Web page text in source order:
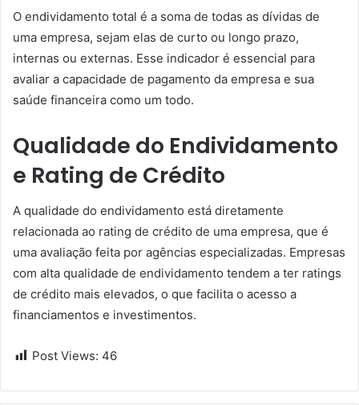
O endividamento total é a soma de todas as dívidas de
uma empresa, sejam elas de curto ou longo prazo,
internas ou externas. Esse indicador é essencial para
avaliar a capacidade de pagamento da empresa e sua
saúde financeira como um todo.
Qualidade do Endividamento
e Rating de Crédito
A qualidade do endividamento está diretamente
relacionada ao rating de crédito de uma empresa, que é
uma avaliação feita por agências especializadas. Empresas
com alta qualidade de endividamento tendem a ter ratings
de crédito mais elevados, o que facilita o acesso a
financiamentos e investimentos.
Post Views: 46